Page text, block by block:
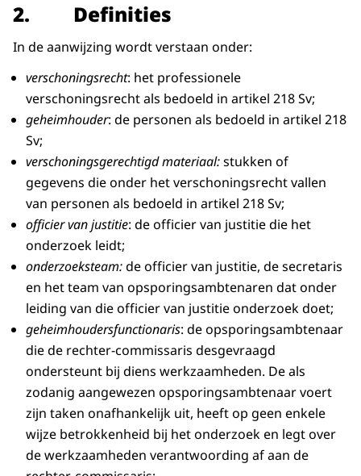
2. Definities
In de aanwijzing wordt verstaan onder:
verschoningsrecht: het professionele
verschoningsrecht als bedoeld in artikel 218 Sv;
geheimhouder: de personen als bedoeld in artikel 218
Sv;
verschoningsgerechtigd materiaal:stukken of
gegevens die onder het verschoningsrecht vallen
van personen als bedoeld in artikel 218 Sv;
officier van justitie: de officier van justitie die het
onderzoek leidt;
onderzoeksteam:de officier van justitie, de secretaris
en het team van opsporingsambtenaren dat onder
leiding van die officier van justitie onderzoek doet;
geheimhoudersfunctionaris: de opsporingsambtenaar
die de rechter-commissaris desgevraagd
ondersteunt bij diens werkzaamheden. De als
zodanig aangewezen opsporingsambtenaar voert
zijn taken onafhankelijk uit, heeft op geen enkele
wijze betrokkenheid bij het onderzoek en legt over
de werkzaamheden verantwoording af aan de